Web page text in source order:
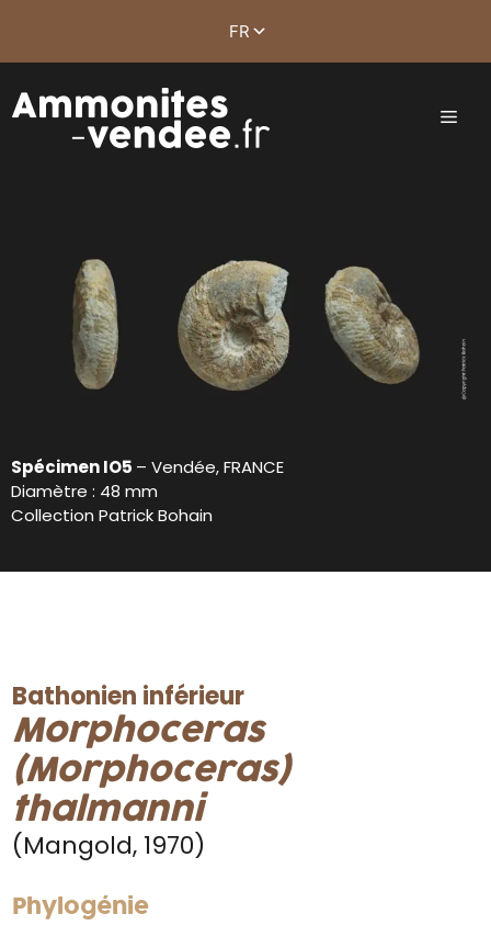
Spécimen IO5 – Vendée, FRANCE
Diamètre : 48 mm
Collection Patrick Bohain
Bathonien inférieur
Morphoceras
(Morphoceras)
thalmanni
(Mangold, 1970)
Phylogénie